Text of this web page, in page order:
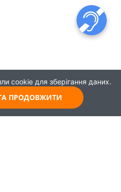
cookie для зберігання даних.
ПРОДОВЖИТИ